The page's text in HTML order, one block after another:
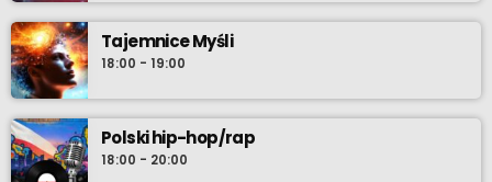
Tajemnice Myśli
18:00 - 19:00
Polski hip-hop/rap
18:00 - 20:00